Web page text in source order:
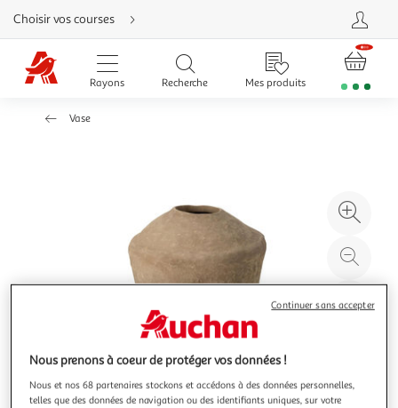
Aller
directement
au
contenu
Aller
directement
Aller
Choisir vos courses
Rayons Recherche Mes produits
Vase
à
Nous prenons à coeur de protéger vos données !
Nous et nos 68 partenaires stockons et accédons à des données personnelles,
telles que des données de navigation ou des identifiants uniques, sur votre
Continuer sans accepter